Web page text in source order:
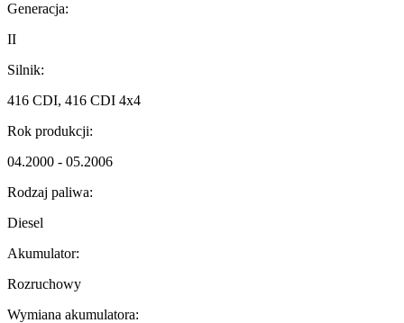
Generacja:
II
Silnik:
416 CDI, 416 CDI 4x4
Rok produkcji:
04.2000 - 05.2006
Rodzaj paliwa:
Diesel
Akumulator:
Rozruchowy
Wymiana akumulatora: